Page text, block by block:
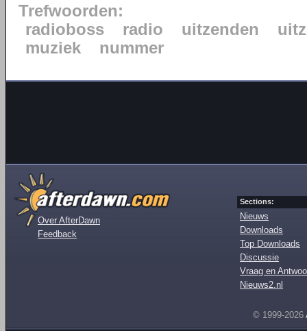
Trefwoorden:
radioboss
radio uitzenden
muziek
nummer
Over AfterDawn
Feedback
Sections:
Nieuws
Downloads
Top Downloads
Discussie
Vraag en
Nieuws2.nl
© 1999-2026